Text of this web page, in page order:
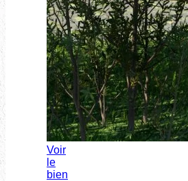
Voir
le
bien